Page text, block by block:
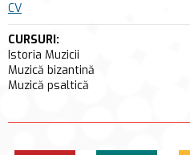
CV
CURSURI:
Istoria Muzicii
Muzică bizantină
Muzică psaltică